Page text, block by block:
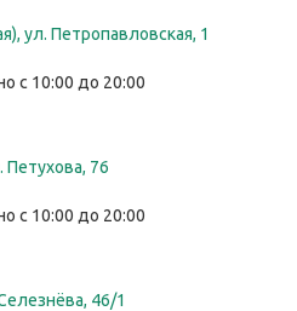
ул. Петропавловская, 1
с 10:00 до 20:00
Петухова, 76
с 10:00 до 20:00
46/1